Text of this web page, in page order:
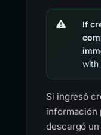
If
with
Si ingresó
información
descargó